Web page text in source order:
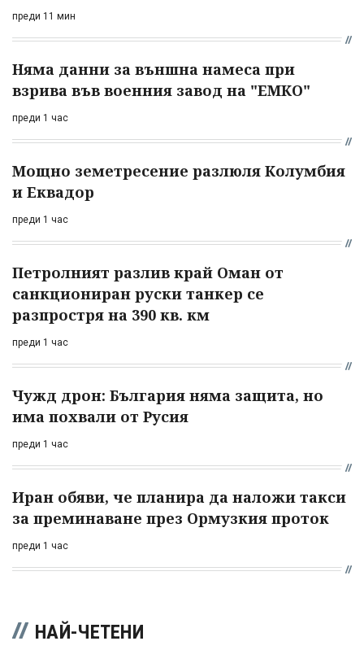
преди 11 мин
Няма данни за външна намеса при
взрива във военния завод на "ЕМКО"
преди 1 час
Мощно земетресение разлюля Колумбия
и Еквадор
преди 1 час
Петролният разлив край Оман от
санкциониран руски танкер се
разпростря на 390 кв. км
преди 1 час
Чужд дрон: България няма защита, но
има похвали от Русия
преди 1 час
Иран обяви, че планира да наложи такси
за преминаване през Ормузкия проток
преди 1 час
НАЙ-ЧЕТЕНИ